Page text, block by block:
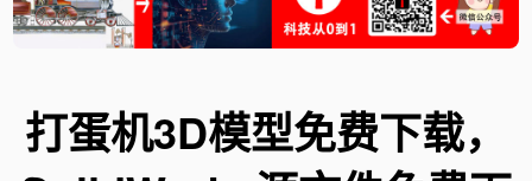
打蛋机3D模型免费下载，